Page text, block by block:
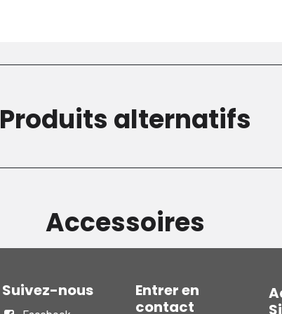
Produits alternatifs
Accessoires
Suivez-nous
Entrer en
contact